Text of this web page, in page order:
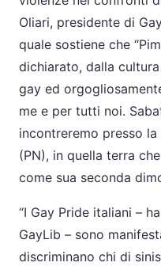
Oliari, presidente di
quale sostiene che
dichiarato, dalla
gay ed
me e per tutti noi.
incontreremo presso
(PN), in quella terra
come sua seconda
“I Gay Pride italiani –
GayLib – sono
discriminano chi di